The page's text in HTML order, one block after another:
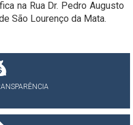
na Rua Dr. Pedro Augusto
São Lourenço da Mata.